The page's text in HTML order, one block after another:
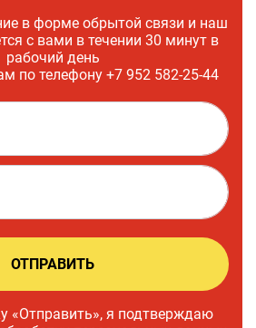
в форме обрытой связи и наш
с вами в течении 30 минут в
рабочий день
по телефону +7 952 582-25-44
ОТПРАВИТЬ
«Отправить», я подтверждаю